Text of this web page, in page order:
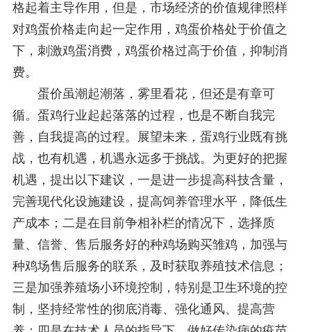
格起着主导作用，但是，市场经济的价值规律照样
对鸡蛋价格走向起一定作用，鸡蛋价格处于价值之
下，刺激鸡蛋消费，鸡蛋价格过高于价值，抑制消
费。
蛋价虽潮起潮落，雾里看花，但还是有章可
循。蛋鸡行业起起落落的过程，也是不断自我完
善，自我提高的过程。展望未来，蛋鸡行业既有挑
战，也有机遇，机遇永远多于挑战。为更好的把握
机遇，提出以下建议，一是进一步提高科技含量，
完善现代化设施建设，提高饲养管理水平，降低生
产成本；二是在目前争相补栏的情况下，选择质
量、信誉、售后服务好的种鸡场购买雏鸡，加强与
种鸡场售后服务的联系，及时获取养殖技术信息；
三是加强养殖场小环境控制，特别是卫生环境的控
制，坚持经常性的彻底消毒、强化通风、提高营